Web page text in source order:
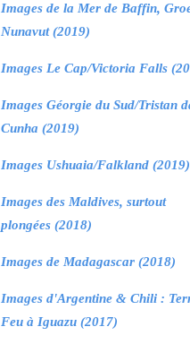
Images de la Mer de Baffin,
Nunavut (2019)
Images Le Cap/Victoria Falls
Images Géorgie du Sud/Tristan
Cunha (2019)
Images Ushuaia/Falkland (2019)
Images des Maldives, surtout
plongées (2018)
Images de Madagascar (2018)
Images d'Argentine & Chili :
Feu à Iguazu (2017)